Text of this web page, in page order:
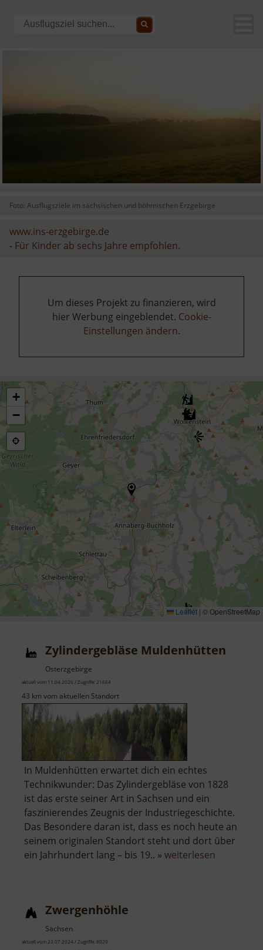
Foto: Ausflugsziele im sächsischen und böhmischen Erzgebirge
www.ins-erzgebirge.de
- Für Kinder ab sechs Jahre empfohlen.
Um dieses Projekt zu finanzieren, wird
hier Werbung eingeblendet. Cookie-
Einstellungen ändern.
+
−
Leaflet | © OpenStreetMap
Zylindergebläse Muldenhütten
Osterzgebirge
aktuell vom 11.04.2026 / Zugriffe: 21664
43 km vom aktuellen Standort
In Muldenhütten erwartet dich ein echtes
Technikwunder: Das Zylindergebläse von 1828
ist das erste seiner Art in Sachsen und ein
faszinierendes Zeugnis der Industriegeschichte.
Das Besondere daran ist, dass es noch heute an
seinem originalen Standort steht und dort über
ein Jahrhundert lang – bis 19.. » weiterlesen
Zwergenhöhle
Sachsen
aktuell vom 23.07.2024 / Zugriffe: 8029